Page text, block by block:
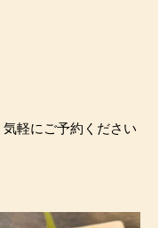
軽にご予約ください